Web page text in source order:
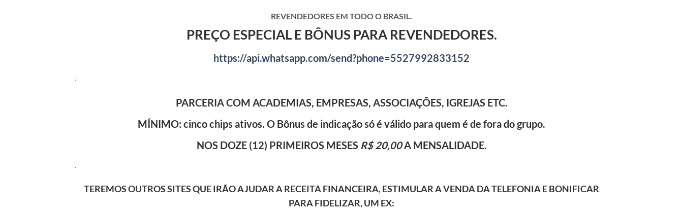
REVENDEDORES EM TODO O BRASIL.
PREÇO ESPECIAL E BÔNUS PARA REVENDEDORES.
https://api.whatsapp.com/send?phone=5527992833152
.
PARCERIA COM ACADEMIAS, EMPRESAS, ASSOCIAÇÕES, IGREJAS ETC.
MÍNIMO: cinco chips ativos. O Bônus de indicação só é válido para quem é de fora do grupo.
NOS DOZE (12) PRIMEIROS MESES R$ 20,00A MENSALIDADE.
.
TEREMOS OUTROS SITES QUE IRÃO AJUDAR A RECEITA FINANCEIRA, ESTIMULAR A VENDA DA TELEFONIA E BONIFICAR
PARA FIDELIZAR, UM EX: